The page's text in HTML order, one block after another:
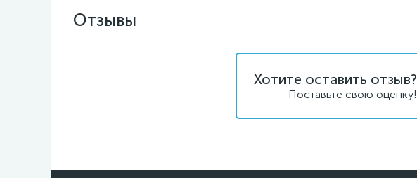
Отзывы
Хотите оставить отзыв?
Поставьте свою оценку!